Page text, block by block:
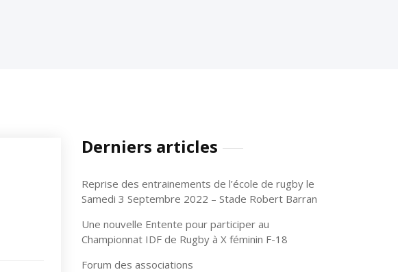
Derniers articles
Reprise des entrainements de l’école de rugby le
Samedi 3 Septembre 2022 – Stade Robert Barran
Une nouvelle Entente pour participer au
Championnat IDF de Rugby à X féminin F-18
Forum des associations